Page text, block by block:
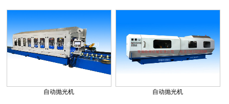
自动抛光机 自动抛光机